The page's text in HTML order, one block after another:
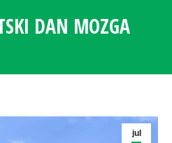
DAN MOZGA
jul